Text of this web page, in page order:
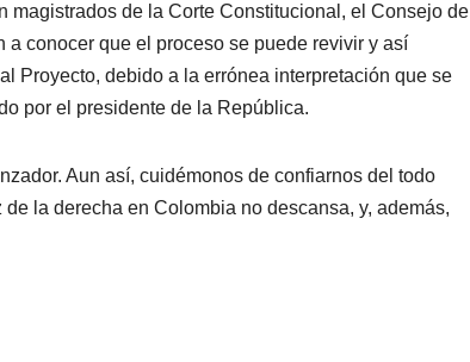
magistrados de la Corte Constitucional, el Consejo de
conocer que el proceso se puede revivir y así
Proyecto, debido a la errónea interpretación que se
por el presidente de la República.
Aun así, cuidémonos de confiarnos del todo
la derecha en Colombia no descansa, y, además,